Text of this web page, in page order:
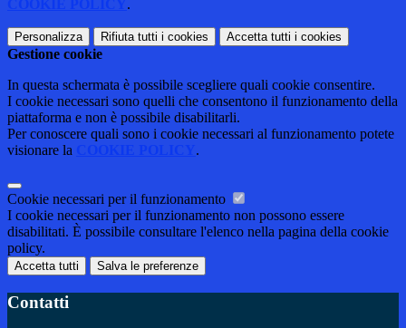
COOKIE POLICY .
Personalizza Rifiuta tutti i cookies Accetta tutti i cookies
Gestione cookie
In questa schermata è possibile scegliere quali cookie consentire.
I cookie necessari sono quelli che consentono il funzionamento della
piattaforma e non è possibile disabilitarli.
Per conoscere quali sono i cookie necessari al funzionamento potete
visionare la
COOKIE POLICY .
Cookie necessari per il funzionamento
I cookie necessari per il funzionamento non possono essere
disabilitati. È possibile consultare l'elenco nella pagina della cookie
policy.
Accetta tutti Salva le preferenze
Contatti